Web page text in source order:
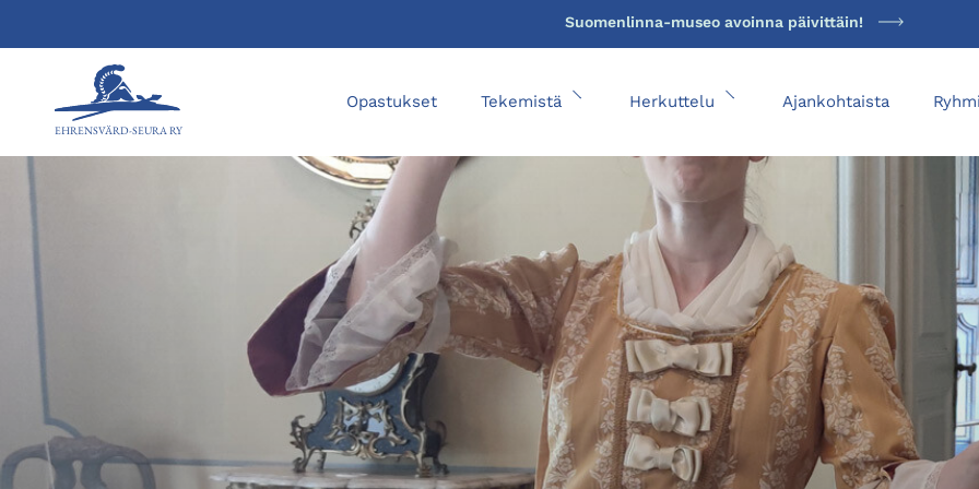
Suomenlinna-museo avoinna päivittäin!
EHRENSVÄRD-SEURA RY
Opastukset Tekemistä Avaa alavalikko
Herkuttelu Avaa alavalikko
Ajankohtaista